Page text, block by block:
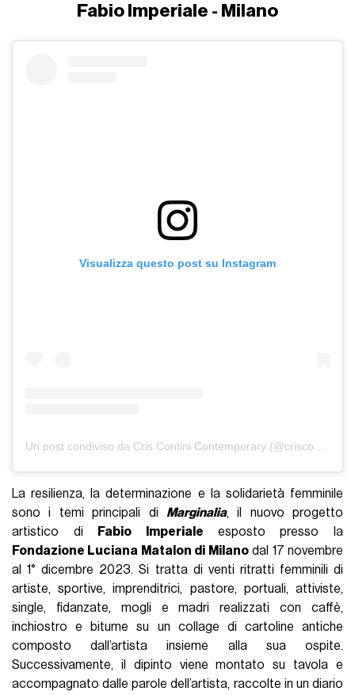
Fabio Imperiale - Milano
Visualizza questo post su Instagram
La resilienza, la determinazione e la solidarietà femminile
sono i temi principali di Marginalia, il nuovo progetto
artistico di
Fabio Imperiale esposto presso la
Fondazione Luciana Matalon di Milanodal 17 novembre
al 1° dicembre 2023. Si tratta di venti ritratti femminili di
artiste, sportive, imprenditrici, pastore, portuali, attiviste,
single, fidanzate, mogli e madri realizzati con caffè,
inchiostro e bitume su un collage di cartoline antiche
composto dall’artista insieme alla sua ospite.
Successivamente, il dipinto viene montato su tavola e
accompagnato dalle parole dell’artista, raccolte in un diario